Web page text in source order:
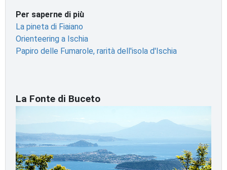
Per saperne di più
La pineta di Fiaiano
Orienteering a Ischia
Papiro delle Fumarole, rarità dell'isola d'Ischia
La Fonte di Buceto